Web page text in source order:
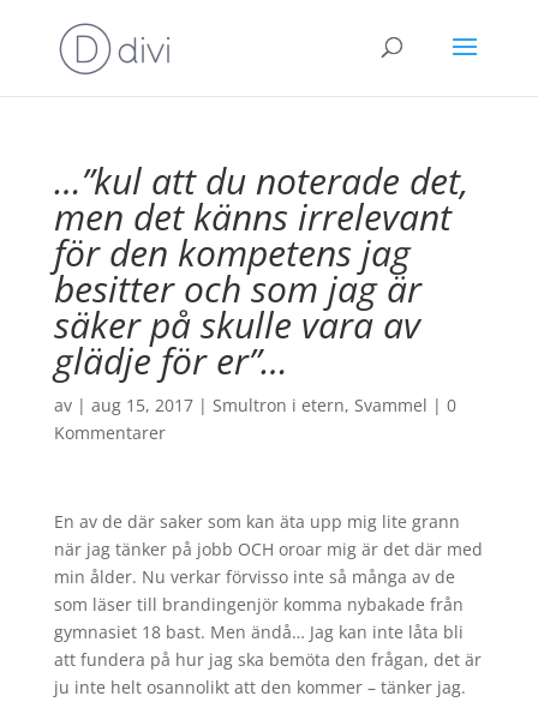
…”kul att du noterade det,
men det känns irrelevant
för den kompetens jag
besitter och som jag är
säker på skulle vara av
glädje för er”…
av | aug 15, 2017| Smultron i etern, Svammel | 0
Kommentarer
En av de där saker som kan äta upp mig lite grann
när jag tänker på jobb OCH oroar mig är det där med
min ålder. Nu verkar förvisso inte så många av de
som läser till brandingenjör komma nybakade från
gymnasiet 18 bast. Men ändå… Jag kan inte låta bli
att fundera på hur jag ska bemöta den frågan, det är
ju inte helt osannolikt att den kommer – tänker jag.